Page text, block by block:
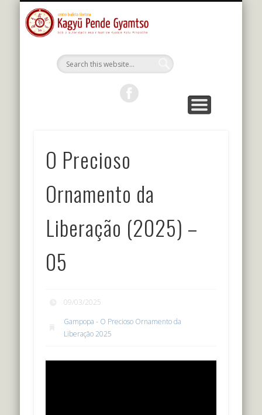
PORTUGUÊS
O Precioso
Ornamento da
Liberação (2025) –
05
09/03/2025
Gampopa - O Precioso Ornamento da
Liberação 2025